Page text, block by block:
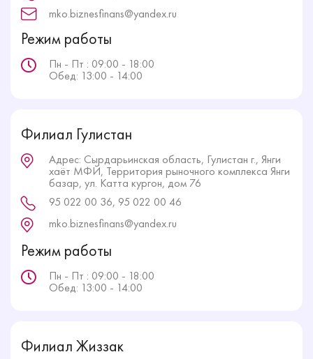
mko.biznesfinans@yandex.ru
Режим работы
Пн - Пт : 09:00 - 18:00
Обед: 13:00 - 14:00
Филиал Гулистан
Адрес: Сырдарьинская область, Гулистан г., Янги
хаёт МФЙ, Территория рыночного комплекса Янги
базар, ул. Катта кургон, дом 76
95 022 00 36, 95 022 00 46
mko.biznesfinans@yandex.ru
Режим работы
Пн - Пт : 09:00 - 18:00
Обед: 13:00 - 14:00
Филиал Жиззак